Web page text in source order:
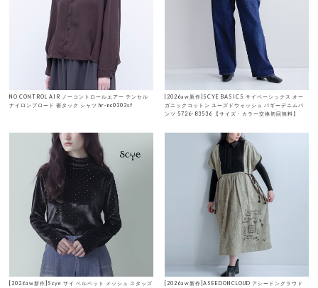
NO CONTROL AIR ノーコントロールエアー テンセル
ナイロンブロード 裾タック シャツ hr-nc0303sf
[2026aw新作]SCYE BASICS サイベーシックス オー
ガニックコットン ユーズドウォッシュ バギーデニムパ
ンツ 5726-83536 【サイズ・カラー交換初回無料】
[2026aw新作]Scye サイ ベルベット メッシュ スタッズ
[2026aw新作]ASEEDONCLOUD アシードンクラウド